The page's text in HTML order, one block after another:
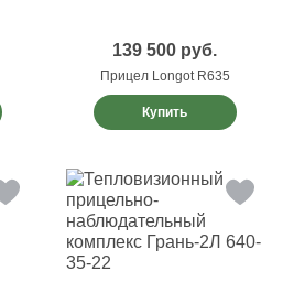
139 500 руб.
Прицел Longot R635
Купить